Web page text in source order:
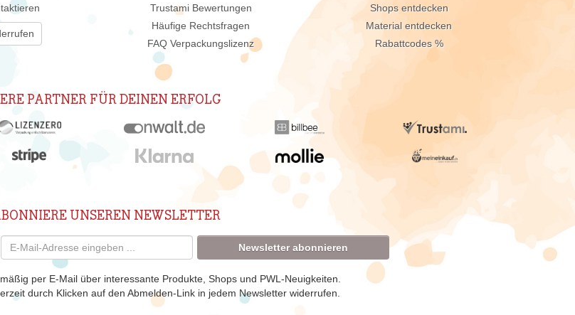
Trustami Bewertungen
Häufige Rechtsfragen
FAQ Verpackungslizenz
Shops entdecken
Material entdecken
Rabattcodes %
PARTNER FÜR DEINEN ERFOLG
UNSEREN NEWSLETTER
Newsletter abonnieren
per E-Mail über interessante Produkte, Shops und PWL-Neuigkeiten.
durch Klicken auf den Abmelden-Link in jedem Newsletter widerrufen.